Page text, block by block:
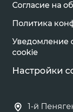
Согласие на
Политика
Уведомление
cookie
Настройки
1-й